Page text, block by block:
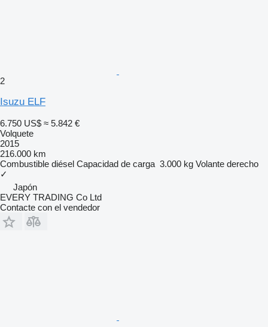
2
Isuzu ELF
6.750 US$ ≈ 5.842 €
Volquete
2015
216.000 km
Combustible diésel Capacidad de carga 3.000 kg Volante derecho
✓
Japón
EVERY TRADING Co Ltd
Contacte con el vendedor